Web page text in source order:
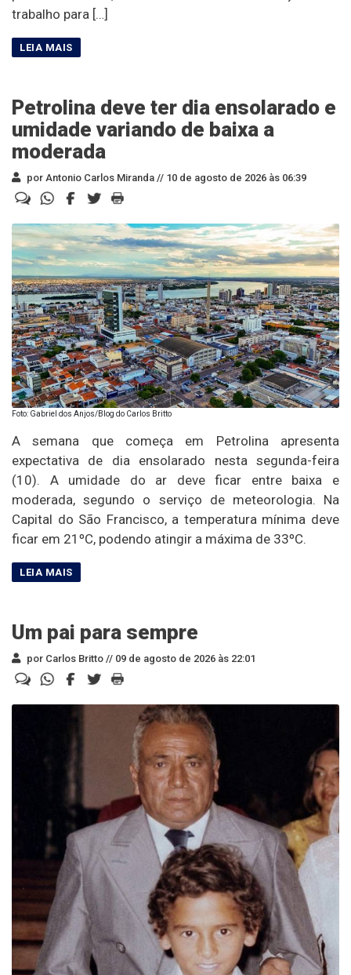
trabalho para […]
Petrolina deve ter dia ensolarado e
umidade variando de baixa a
moderada
por Antonio Carlos Miranda // 10 de agosto de 2026 às 06:39
Foto: Gabriel dos Anjos/Blog do Carlos Britto
A semana que começa em Petrolina apresenta
expectativa de dia ensolarado nesta segunda-feira
(10). A umidade do ar deve ficar entre baixa e
moderada, segundo o serviço de meteorologia. Na
Capital do São Francisco, a temperatura mínima deve
ficar em 21ºC, podendo atingir a máxima de 33ºC.
Um pai para sempre
por Carlos Britto // 09 de agosto de 2026 às 22:01